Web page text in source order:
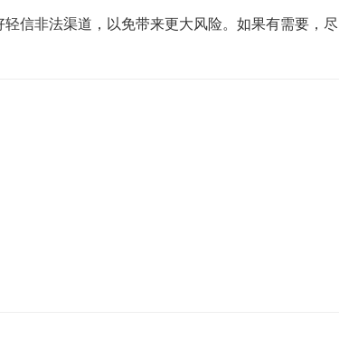
信非法渠道，以免带来更大风险。如果有需要，尽